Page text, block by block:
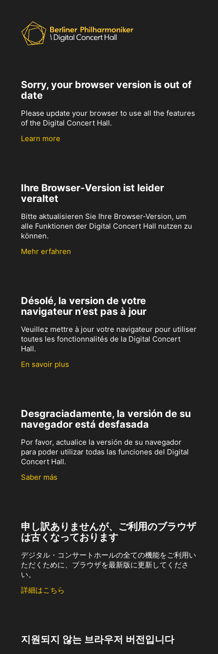
Sorry, your browser version is out of
date
Please update your browser to use all the features
of the Digital Concert Hall.
Learn more
Ihre Browser-Version ist leider
veraltet
Bitte aktualisieren Sie Ihre Browser-Version, um
alle Funktionen der Digital Concert Hall nutzen zu
können.
Mehr erfahren
Désolé, la version de votre
navigateur n’est pas à jour
Veuillez mettre à jour votre navigateur pour utiliser
toutes les fonctionnalités de la Digital Concert
Hall.
En savoir plus
Desgraciadamente, la versión de su
navegador está desfasada
Por favor, actualice la versión de su navegador
para poder utilizar todas las funciones del Digital
Concert Hall.
Saber más
申し訳ありませんが、ご利用のブラウザ
は古くなっております
デジタル・コンサートホールの全ての機能をご利用い
ただくために、ブラウザを最新版に更新してくださ
い。
詳細はこちら
지원되지 않는 브라우저 버전입니다